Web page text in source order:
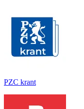
PZC krant